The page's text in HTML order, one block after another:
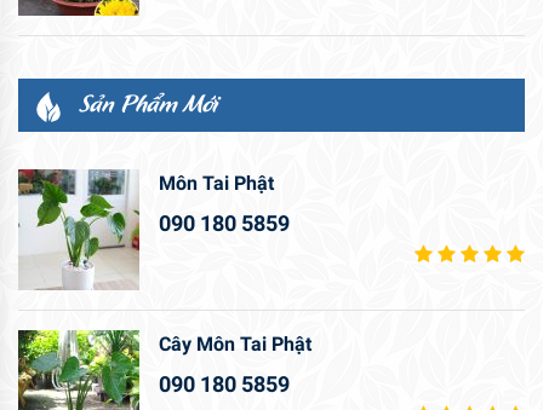
Sản Phẩm Mới
Môn Tai Phật
090 180 5859
Cây Môn Tai Phật
090 180 5859